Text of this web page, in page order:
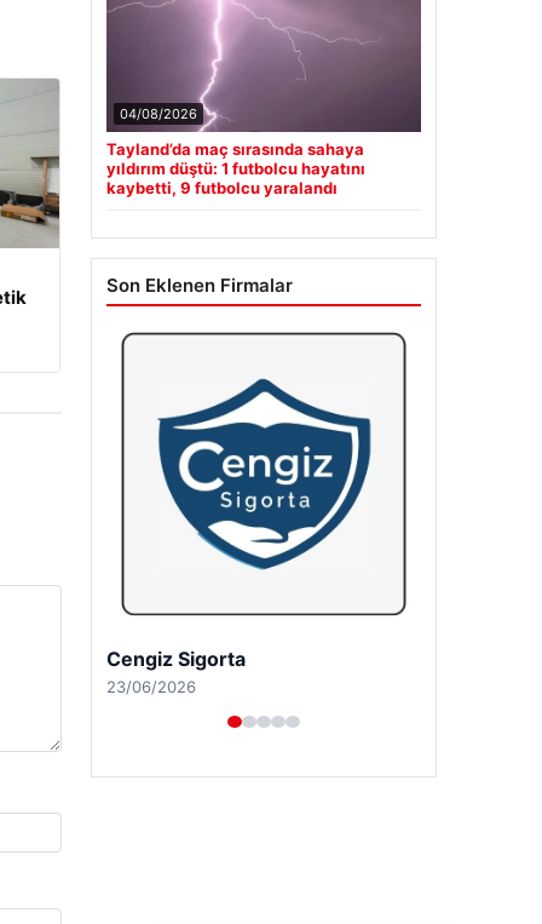
04/08/2026
Tayland’da maç sırasında sahaya
yıldırım düştü: 1 futbolcu hayatını
kaybetti, 9 futbolcu yaralandı
Son Eklenen Firmalar
Hastaş Beton
26/05/2026